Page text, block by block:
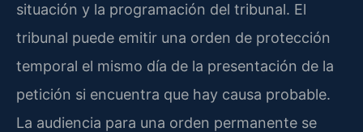
situación y la programación del tribunal. El
tribunal puede emitir una orden de protección
temporal el mismo día de la presentación de la
petición si encuentra que hay causa probable.
La audiencia para una orden permanente se